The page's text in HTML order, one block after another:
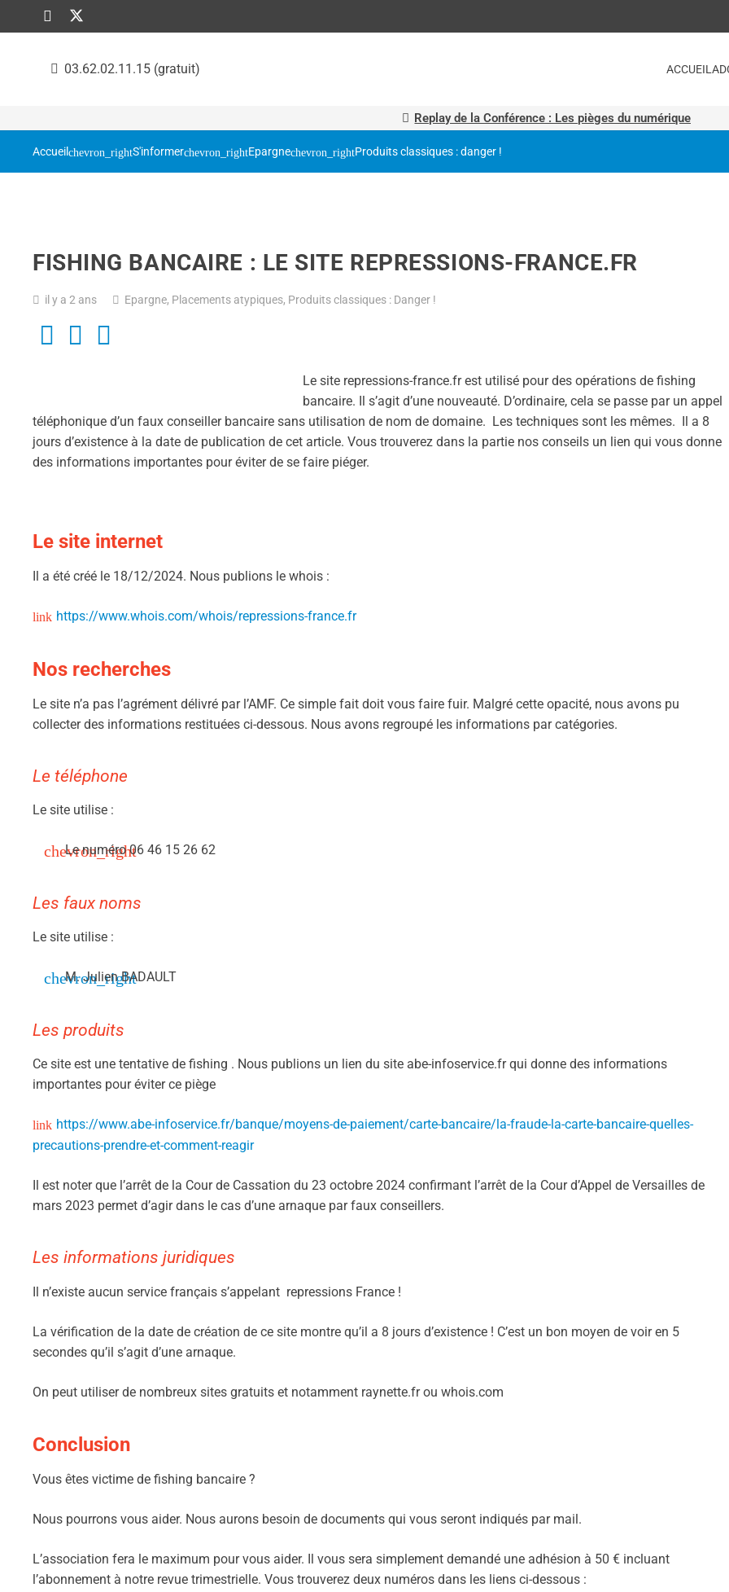
03.62.02.11.15 (gratuit) ACCUEIL
Replay de la Conférence : Les pièges du numérique
Accueil S'informer Epargne Produits classiques : danger !
FISHING BANCAIRE : LE SITE REPRESSIONS-FRANCE.FR
il y a 2 ans Epargne, Placements atypiques, Produits classiques : Danger !
Le site repressions-france.fr est utilisé pour des opérations de fishing
bancaire. Il s’agit d’une nouveauté. D’ordinaire, cela se passe par un appel
téléphonique d’un faux conseiller bancaire sans utilisation de nom de domaine. Les techniques sont les mêmes. Il a 8
jours d’existence à la date de publication de cet article. Vous trouverez dans la partie nos conseils un lien qui vous donne
des informations importantes pour éviter de se faire piéger.
Le site internet
Il a été créé le 18/12/2024. Nous publions le whois :
https://www.whois.com/whois/repressions-france.fr
Nos recherches
Le site n’a pas l’agrément délivré par l’AMF. Ce simple fait doit vous faire fuir. Malgré cette opacité, nous avons pu
collecter des informations restituées ci-dessous. Nous avons regroupé les informations par catégories.
Le téléphone
Le site utilise :
Le numéro 06 46 15 26 62
Les faux noms
Le site utilise :
M. Julien BADAULT
Les produits
Ce site est une tentative de fishing . Nous publions un lien du site abe-infoservice.fr qui donne des informations
importantes pour éviter ce piège
https://www.abe-infoservice.fr/banque/moyens-de-paiement/carte-bancaire/la-fraude-la-carte-bancaire-quelles-
precautions-prendre-et-comment-reagir
Il est noter que l’arrêt de la Cour de Cassation du 23 octobre 2024 confirmant l’arrêt de la Cour d’Appel de Versailles de
mars 2023 permet d’agir dans le cas d’une arnaque par faux conseillers.
Les informations juridiques
Il n’existe aucun service français s’appelant repressions France !
La vérification de la date de création de ce site montre qu’il a 8 jours d’existence ! C’est un bon moyen de voir en 5
secondes qu’il s’agit d’une arnaque.
On peut utiliser de nombreux sites gratuits et notamment raynette.fr ou whois.com
Conclusion
Vous êtes victime de fishing bancaire ?
Nous pourrons vous aider. Nous aurons besoin de documents qui vous seront indiqués par mail.
L’association fera le maximum pour vous aider. Il vous sera simplement demandé une adhésion à 50 € incluant
l’abonnement à notre revue trimestrielle. Vous trouverez deux numéros dans les liens ci-dessous :